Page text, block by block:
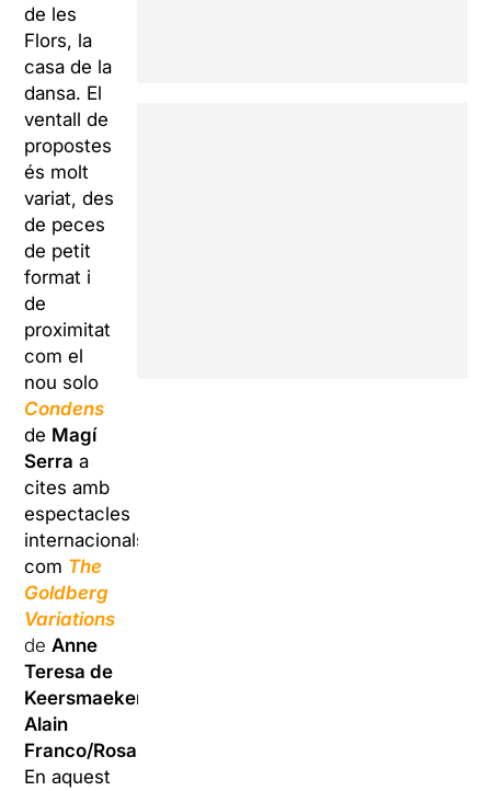
de les
Flors, la
casa de la
dansa. El
ventall de
propostes
és molt
variat, des
de peces
de petit
format i
de
proximitat
com el
nou solo
Condens
de Magí
Serra a
cites amb
espectacles
internacionals
com The
Goldberg
Variations
deAnne
Teresa de
Keersmaeker,
Alain
Franco/Rosas
En aquest